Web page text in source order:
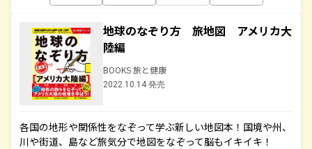
地球のなぞり方 旅地図 アメリカ大
陸編
BOOKS 旅と健康
2022.10.14 発売
各国の地形や関係性をなぞって学ぶ新しい地図本！国境や州、
川や街道、島など旅気分で地図をなぞって脳もイキイキ！